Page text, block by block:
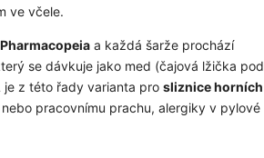
ve včele.
a každá šarže prochází
se dávkuje jako med (čajová lžička pod
je z této řady varianta pro sliznice horních
pracovnímu prachu, alergiky v pylové